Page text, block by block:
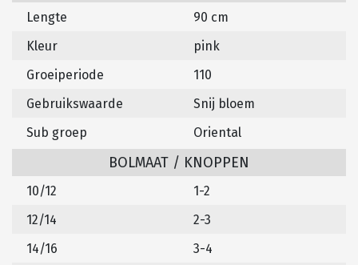
Lengte
90 cm
Kleur
pink
Groeiperiode
110
Gebruikswaarde
Snij bloem
Sub groep
Oriental
BOLMAAT / KNOPPEN
10/12
1-2
12/14
2-3
14/16
3-4